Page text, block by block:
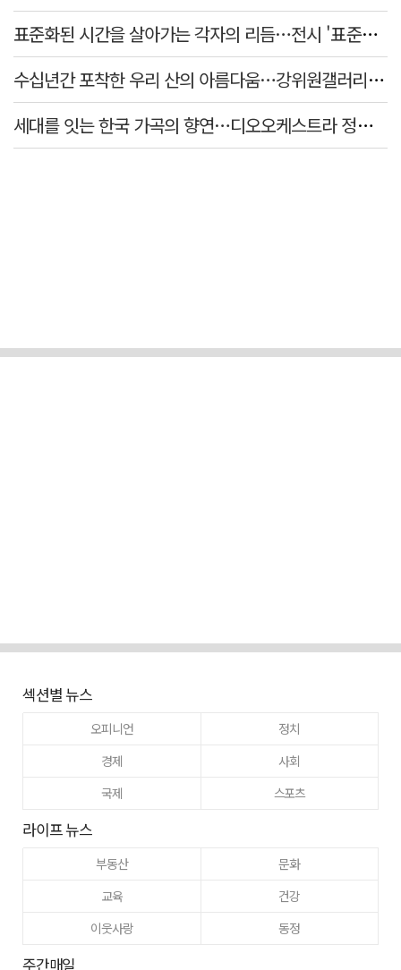
표준화된 시간을 살아가는 각자의 리듬…전시 '표준시차'
수십년간 포착한 우리 산의 아름다움…강위원갤러리 '팔공·지리展' 개최
세대를 잇는 한국 가곡의 향연…디오오케스트라 정기연주회 '노래의 날개 위에'
섹션별 뉴스
오피니언
정치
경제
사회
국제
스포츠
라이프 뉴스
부동산
문화
교육
건강
이웃사랑
동정
주간매일